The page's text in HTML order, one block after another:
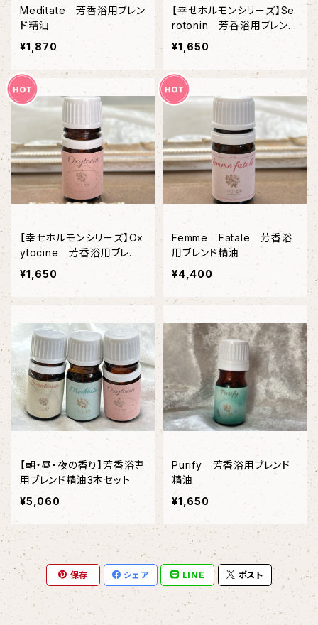
Meditate 芳香浴用ブレン
ド精油
¥1,870
【幸せホルモンシリーズ】Se
rotonin 芳香浴用ブレンド
精油
¥1,650
【幸せホルモンシリーズ】Ox
ytocine 芳香浴用ブレン
ド精油
¥1,650
Femme Fatale 芳香浴
用ブレンド精油
¥4,400
【朝・昼・夜の香り】芳香浴専
用ブレンド精油3本セット
¥5,060
Purify 芳香浴用ブレンド
精油
¥1,650
保存 シェア LINE ポスト